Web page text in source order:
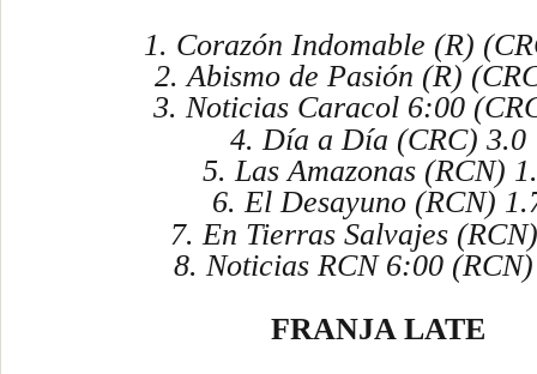
1. Corazón Indomable (R)
2. Abismo de Pasión (R)
3. Noticias Caracol 6:00
4. Día a Día (CRC) 3.0
5. Las Amazonas (RCN)
6. El Desayuno (RCN)
7. En Tierras Salvajes
8. Noticias RCN 6:00
FRANJA LATE